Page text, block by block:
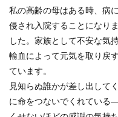
私の高齢の母はある時、病に
侵され入院することになりま
した。家族として不安な気
輸血によって元気を取り戻
ています。
見知らぬ誰かが差し出して
に命をつないでくれてい